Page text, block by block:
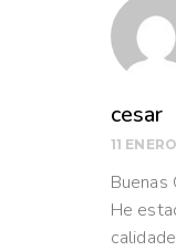
cesar
11
Buenas
He